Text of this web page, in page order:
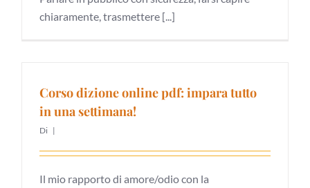
chiaramente, trasmettere [...]
Corso dizione online pdf: impara tutto
in una settimana!
Di |
Il mio rapporto di amore/odio con la